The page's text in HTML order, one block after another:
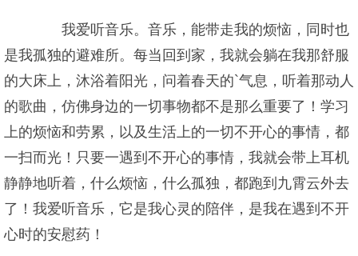
我爱听音乐。音乐，能带走我的烦恼，同时也
是我孤独的避难所。每当回到家，我就会躺在我那舒服
的大床上，沐浴着阳光，问着春天的`气息，听着那动人
的歌曲，仿佛身边的一切事物都不是那么重要了！学习
上的烦恼和劳累，以及生活上的一切不开心的事情，都
一扫而光！只要一遇到不开心的事情，我就会带上耳机
静静地听着，什么烦恼，什么孤独，都跑到九霄云外去
了！我爱听音乐，它是我心灵的陪伴，是我在遇到不开
心时的安慰药！